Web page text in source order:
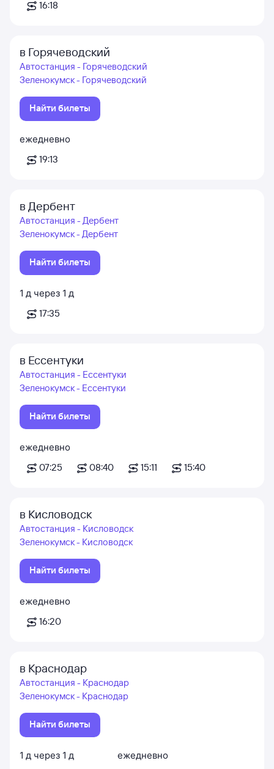
16:18
в Горячеводский
Автостанция - Горячеводский
Зеленокумск - Горячеводский
Найти билеты
ежедневно
19:13
в Дербент
Автостанция - Дербент
Зеленокумск - Дербент
Найти билеты
1 д через 1 д
17:35
в Ессентуки
Автостанция - Ессентуки
Зеленокумск - Ессентуки
Найти билеты
ежедневно
07:25
08:40 15:11 15:40
в Кисловодск
Автостанция - Кисловодск
Зеленокумск - Кисловодск
Найти билеты
ежедневно
16:20
в Краснодар
Автостанция - Краснодар
Зеленокумск - Краснодар
Найти билеты
1 д через 1 д
ежедневно